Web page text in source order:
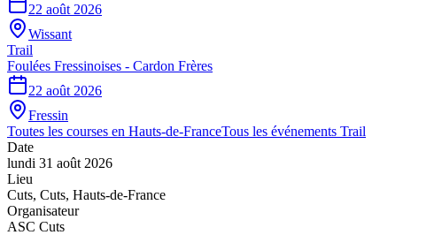
22 août 2026
Wissant
Trail
Foulées Fressinoises - Cardon Frères
22 août 2026
Fressin
Toutes les courses en Hauts-de-FranceTous les événements Trail
Date
lundi 31 août 2026
Lieu
Cuts, Cuts, Hauts-de-France
Organisateur
ASC Cuts